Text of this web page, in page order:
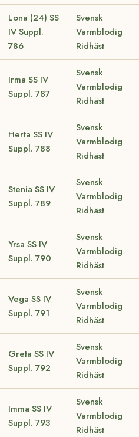
Lona (24) SS
IV Suppl.
786
Svensk
Varmblodig
Ridhäst
Irma SS IV
Suppl. 787
Svensk
Varmblodig
Ridhäst
Herta SS IV
Suppl. 788
Svensk
Varmblodig
Ridhäst
Stenia SS IV
Suppl. 789
Svensk
Varmblodig
Ridhäst
Yrsa SS IV
Suppl. 790
Svensk
Varmblodig
Ridhäst
Vega SS IV
Suppl. 791
Svensk
Varmblodig
Ridhäst
Greta SS IV
Suppl. 792
Svensk
Varmblodig
Ridhäst
Imma SS IV
Suppl. 793
Svensk
Varmblodig
Ridhäst